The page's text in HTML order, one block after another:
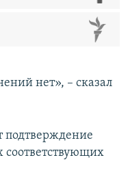
нет», – сказал
подтверждение